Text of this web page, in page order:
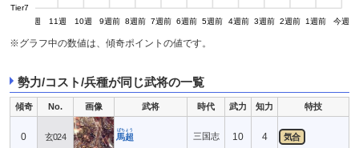
Tier7
12週 11週 10週 9週前 8週前 7週前 6週前 5週前 4週前 3週前 2週前 1週前 今週
※グラフ中の数値は、傾奇ポイントの値です。
勢力/コスト/兵種が同じ武将の一覧
傾奇 No. 画像 武将 時代 武力 知力 特技
0 玄024 馬超
ばちょう
三国志 10 4 気合